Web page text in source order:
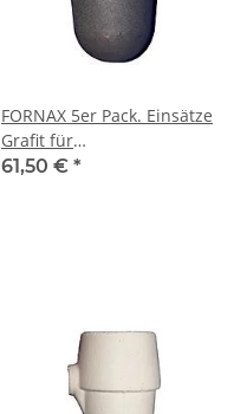
FORNAX 5er Pack. Einsätze
Grafit für
EM+1St.Trägertiegel
61,50 € *